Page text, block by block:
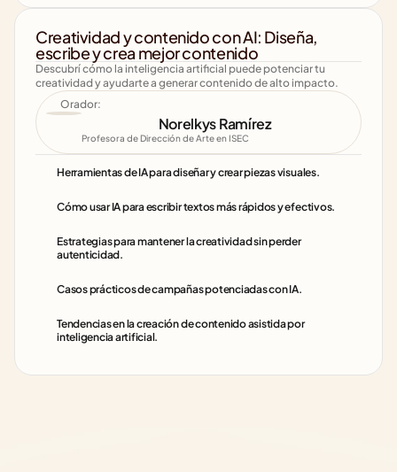
Creatividad y contenido con AI: Diseña,
escribe y crea mejor contenido
Descubrí cómo la inteligencia artificial puede potenciar tu
creatividad y ayudarte a generar contenido de alto impacto.
Orador:
Norelkys Ramírez
Profesora de Dirección de Arte en ISEC
Herramientas de IA para diseñar y crear piezas visuales.
Cómo usar IA para escribir textos más rápidos y efectivos.
Estrategias para mantener la creatividad sin perder
autenticidad.
Casos prácticos de campañas potenciadas con IA.
Tendencias en la creación de contenido asistida por
inteligencia artificial.